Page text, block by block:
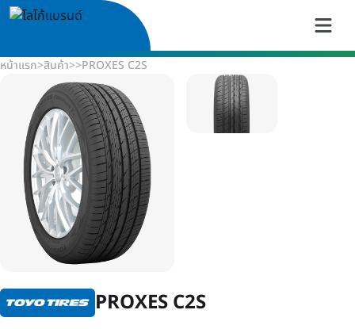
หน้าแรก>สินค้า>>PROXES C2S
PROXES C2S